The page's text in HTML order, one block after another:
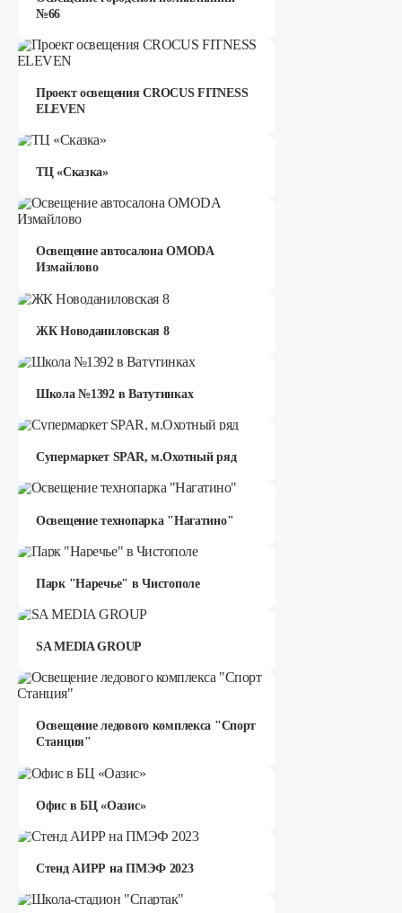
№66
Проект освещения CROCUS FITNESS
ELEVEN
ТЦ «Сказка»
Освещение автосалона OMODA
Измайлово
ЖК Новоданиловская 8
Школа №1392 в Ватутинках
Супермаркет SPAR, м.Охотный ряд
Освещение технопарка "Нагатино"
Парк "Наречье" в Чистополе
SA MEDIA GROUP
Освещение ледового комплекса "Спорт
Станция"
Офис в БЦ «Оазис»
Стенд АИРР на ПМЭФ 2023